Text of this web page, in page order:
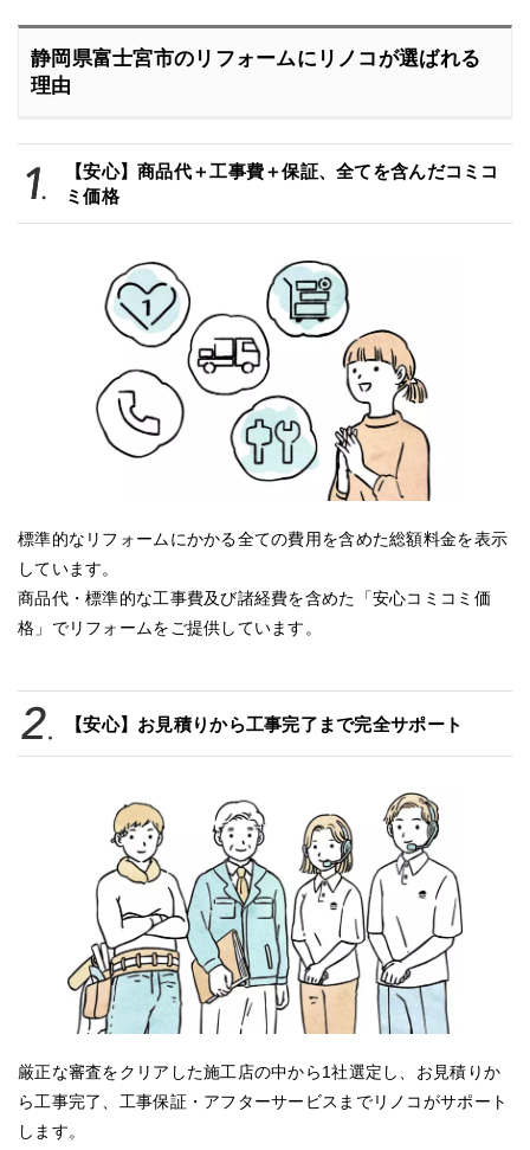
静岡県富士宮市のリフォームにリノコが選ばれる
理由
【安心】商品代＋工事費＋保証、全てを含んだコミコ
ミ価格
標準的なリフォームにかかる全ての費用を含めた総額料金を表示
しています。
商品代・標準的な工事費及び諸経費を含めた「安心コミコミ価
格」でリフォームをご提供しています。
【安心】お見積りから工事完了まで完全サポート
厳正な審査をクリアした施工店の中から1社選定し、お見積りか
ら工事完了、工事保証・アフターサービスまでリノコがサポート
します。